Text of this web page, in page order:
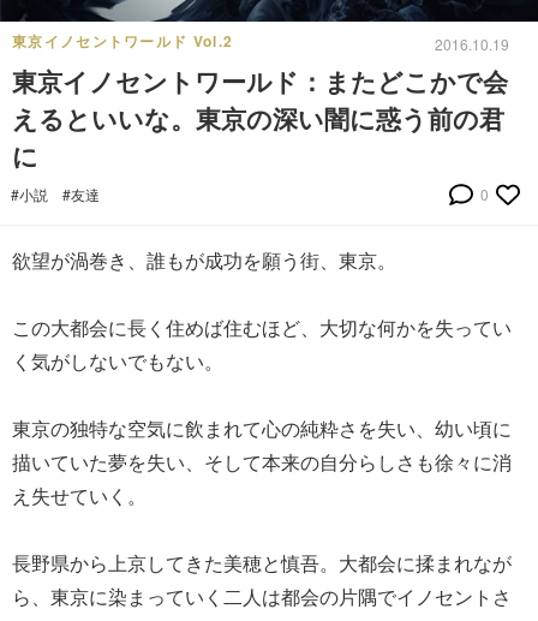
東京イノセントワールド Vol.2 2016.10.19
東京イノセントワールド：またどこかで会
えるといいな。東京の深い闇に惑う前の君
に
#小説 #友達 0
欲望が渦巻き、誰もが成功を願う街、東京。
この大都会に長く住めば住むほど、大切な何かを失ってい
く気がしないでもない。
東京の独特な空気に飲まれて心の純粋さを失い、幼い頃に
描いていた夢を失い、そして本来の自分らしさも徐々に消
え失せていく。
長野県から上京してきた美穂と慎吾。大都会に揉まれなが
ら、東京に染まっていく二人は都会の片隅でイノセントさ